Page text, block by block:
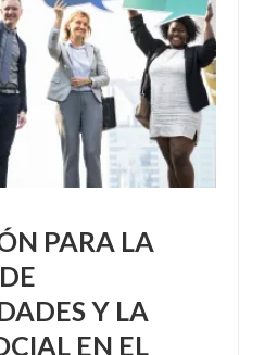
PARA LA
Y LA
EN EL